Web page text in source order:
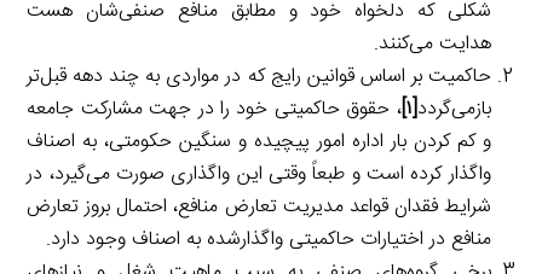
شکلی که دلخواه خود و مطابق منافع صنفی‌شان هست
هدایت می‌کنند.
حاکمیت بر اساس قوانین رایج که در مواردی به چند دهه قبل‌تر
بازمی‌گردد[۱] ، حقوق حاکمیتی خود را در جهت مشارکت جامعه
و کم کردن بار اداره امور پیچیده و سنگین حکومتی، به اصناف
واگذار کرده است و طبعاً وقتی این واگذاری صورت می‌گیرد، در
شرایط فقدان قواعد مدیریت تعارض منافع، احتمال بروز تعارض
منافع در اختیارات حاکمیتی واگذارشده به اصناف وجود دارد.